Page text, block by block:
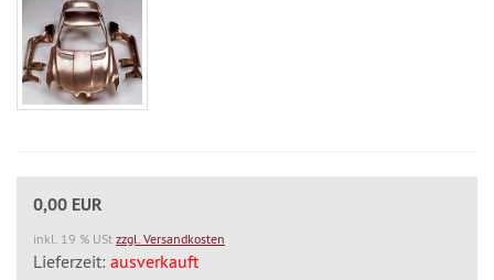
0,00 EUR
inkl. 19 % USt zzgl. Versandkosten
Lieferzeit: ausverkauft